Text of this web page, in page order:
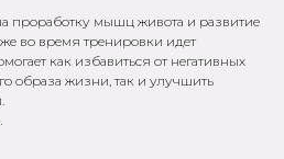
проработку мышц живота и развитие
же во время тренировки идет
как избавиться от негативных
образа жизни, так и улучшить